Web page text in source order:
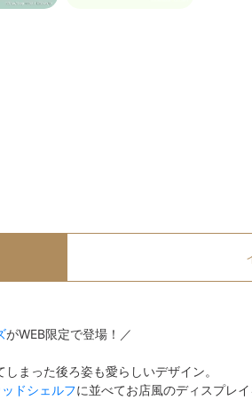
がWEB限定で登場！／
まった後ろ姿も愛らしいデザイン。
ドシェルフに並べてお店風のディスプレイ